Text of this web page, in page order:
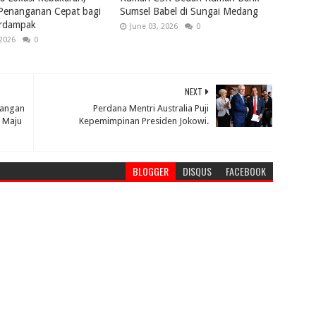
Cepat bagi
0
Sumsel Babel di Sungai Medang
June 03, 2026 0
NEXT
Perdana Mentri Australia Puji
Kepemimpinan Presiden Jokowi.
Maju
BLOGGER DISQUS FACEBOOK